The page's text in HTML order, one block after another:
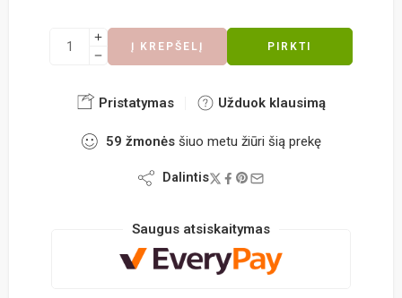
Į KREPŠELĮ PIRKTI
Pristatymas Užduok klausimą
59 žmonės šiuo metu žiūri šią prekę
Dalintis
Saugus atsiskaitymas